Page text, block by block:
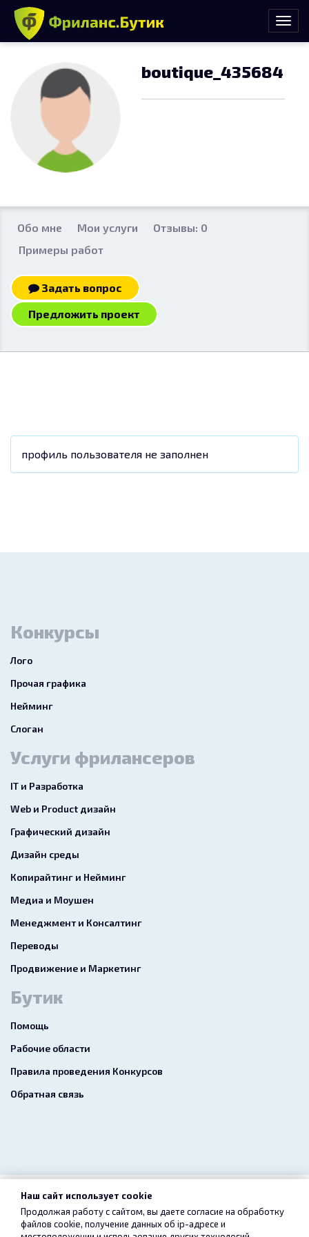
boutique_435684
Обо мне Мои услуги
Отзывы: 0
Примеры работ
Задать вопрос
Предложить проект
профиль пользователя не заполнен
Конкурсы
Лого
Прочая графика
Нейминг
Слоган
Услуги фрилансеров
IT и Разработка
Web и Product дизайн
Графический дизайн
Дизайн среды
Копирайтинг и Нейминг
Медиа и Моушен
Менеджмент и Консалтинг
Переводы
Продвижение и Маркетинг
Бутик
Помощь
Рабочие области
Правила проведения Конкурсов
Обратная связь
2026 freelance.boutique
Пользовательское соглашение Конфиденциальность
Наш сайт использует cookie
Продолжая работу с сайтом, вы даете согласие на обработку
файлов cookie, получение данных об ip-адресе и